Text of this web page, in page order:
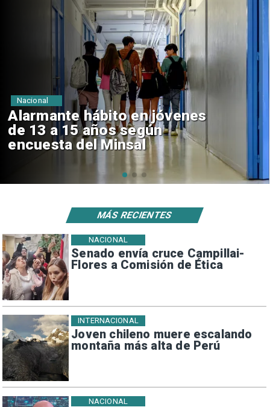
Aprueban creación del Parque
Sebastián Piñera con inversión
de $4 mil millones
Regiones
Senado envía cruce Campillai-
Flores a Comisión de Ética
NACIONAL
Joven chileno muere escalando
montaña más alta de Perú
INTERNACIONAL
NACIONAL
MÁS RECIENTES